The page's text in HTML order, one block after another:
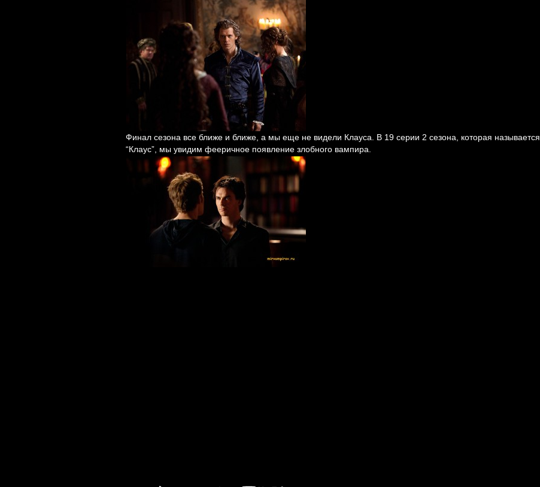
Финал сезона все ближе и ближе, а мы еще не видели Клауса. В 19 серии 2 сезона, которая называется
“Клаус”, мы увидим фееричное появление злобного вампира.